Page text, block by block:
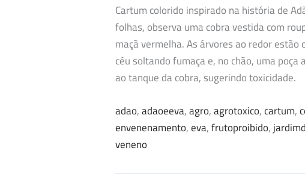
Cartum colorido inspirado na história de
folhas, observa uma cobra vestida com
maçã vermelha. As árvores ao redor
céu soltando fumaça e, no chão, uma
ao tanque da cobra, sugerindo toxicidade.
adao, adaoeeva, agro, agrotoxico, cartum,
envenenamento, eva, frutoproibido,
veneno